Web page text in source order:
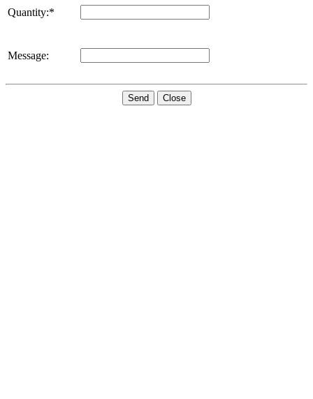
Quantity:*
Message:
Send Close